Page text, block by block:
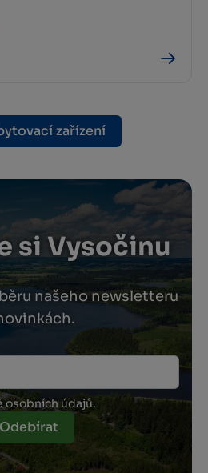
zařízení
si Vysočinu
našeho newsletteru
osobních údajů.
Odebírat